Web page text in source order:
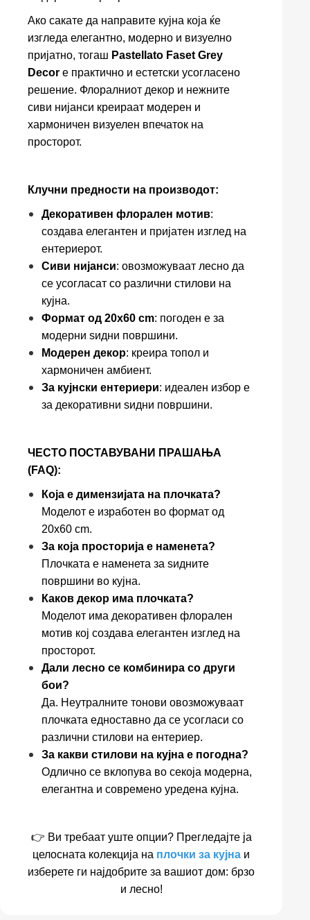
Ако сакате да направите кујна која ќе
изгледа елегантно, модерно и визуелно
пријатно, тогаш Pastellato Faset Grey
Decor е практично и естетски усогласено
решение. Флоралниот декор и нежните
сиви нијанси креираат модерен и
хармоничен визуелен впечаток на
просторот.
Клучни предности на производот:
Декоративен флорален мотив:
создава елегантен и пријатен изглед на
ентериерот.
Сиви нијанси: овозможуваат лесно да
се усогласат со различни стилови на
кујна.
Формат од 20x60 cm: погоден е за
модерни ѕидни површини.
Модерен декор: креира топол и
хармоничен амбиент.
За кујнски ентериери: идеален избор е
за декоративни ѕидни површини.
ЧЕСТО ПОСТАВУВАНИ ПРАШАЊА
(FAQ):
Која е димензијата на плочката?
Моделот е изработен во формат од
20x60 cm.
За која просторија е наменета?
Плочката е наменета за ѕидните
површини во кујна.
Каков декор има плочката?
Моделот има декоративен флорален
мотив кој создава елегантен изглед на
просторот.
Дали лесно се комбинира со други
бои?
Да. Неутралните тонови овозможуваат
плочката едноставно да се усогласи со
различни стилови на ентериер.
За какви стилови на кујна е погодна?
Одлично се вклопува во секоја модерна,
елегантна и современо уредена кујна.
👉 Ви требаат уште опции? Прегледајте ја
целосната колекција на плочки за кујна и
изберете ги најдобрите за вашиот дом: брзо
и лесно!